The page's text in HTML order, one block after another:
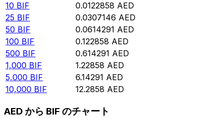
10 BIF 0.0122858 AED
25 BIF 0.0307146 AED
50 BIF 0.0614291 AED
100 BIF 0.122858 AED
500 BIF 0.614291 AED
1,000 BIF 1.22858 AED
5,000 BIF 6.14291 AED
10,000 BIF 12.2858 AED
AED から BIF のチャート